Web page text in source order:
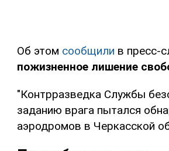
Об этом сообщили в пресс-
пожизненное лишение
"Контрразведка Службы
заданию врага пытался
аэродромов в Черкасской